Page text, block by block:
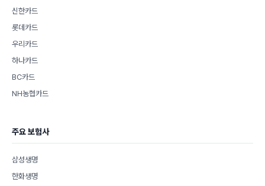
신한카드
롯데카드
우리카드
하나카드
BC카드
NH농협카드
주요 보험사
삼성생명
한화생명